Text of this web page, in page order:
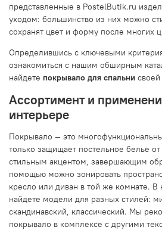
представленные в PostelButik.ru
уходом: большинство из них можно
сохранят цвет и форму после многих
Определившись с ключевыми
ознакомиться с нашим обширным
найдете покрывало для спальни
Ассортимент и
интерьере
Покрывало — это
только защищает постельное белье
стильным акцентом, завершающим
помощью можно зонировать
кресло или диван в той же комнате.
найдете модели для разных стилей:
скандинавский, классический. Мы
покрывало в комплексе с другими